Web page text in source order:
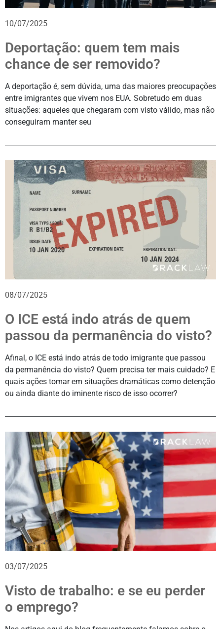
10/07/2025
Deportação: quem tem mais
chance de ser removido?
A deportação é, sem dúvida, uma das maiores preocupações
entre imigrantes que vivem nos EUA. Sobretudo em duas
situações: aqueles que chegaram com visto válido, mas não
conseguiram manter seu
08/07/2025
O ICE está indo atrás de quem
passou da permanência do visto?
Afinal, o ICE está indo atrás de todo imigrante que passou
da permanência do visto? Quem precisa ter mais cuidado? E
quais ações tomar em situações dramáticas como detenção
ou ainda diante do iminente risco de isso ocorrer?
03/07/2025
Visto de trabalho: e se eu perder
o emprego?